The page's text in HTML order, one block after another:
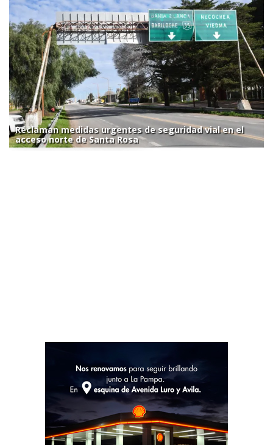
Reclaman medidas urgentes de seguridad vial en el
acceso norte de Santa Rosa